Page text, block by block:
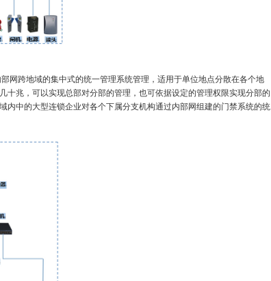
网跨地域的集中式的统一管理系统管理，适用于单位地点分散在各个地
十兆，可以实现总部对分部的管理，也可依据设定的管理权限实现分部的
内中的大型连锁企业对各个下属分支机构通过内部网组建的门禁系统的统